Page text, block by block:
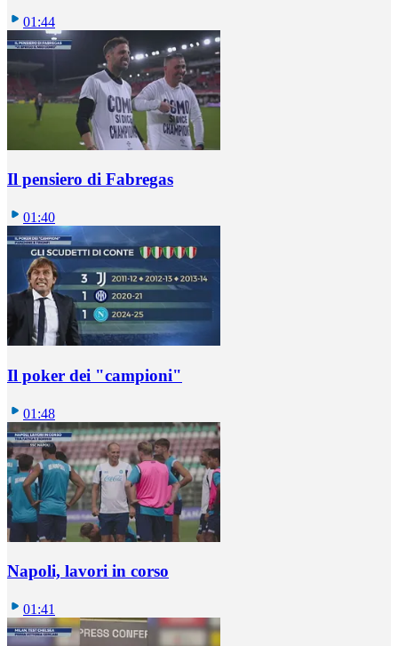
01:44
Il pensiero di Fabregas
01:40
Il poker dei "campioni"
01:48
Napoli, lavori in corso
01:41